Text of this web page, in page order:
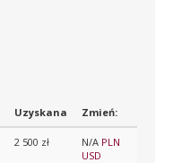
Uzyskana Zmień:
2 500 zł N/A PLN
USD